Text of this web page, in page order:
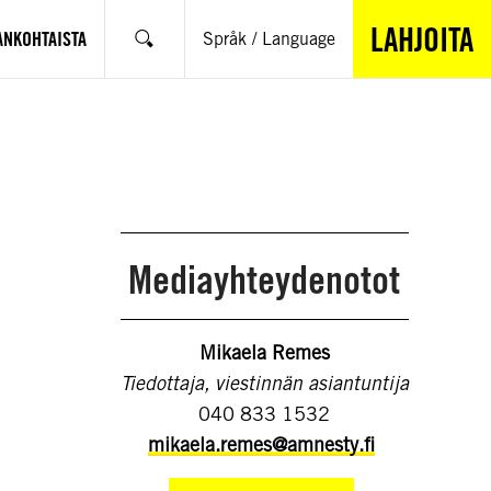
Hae Språk / Language LAHJOITA
Mediayhteydenotot
Mikaela Remes
Tiedottaja, viestinnän asiantuntija
040 833 1532
mikaela.remes@amnesty.fi